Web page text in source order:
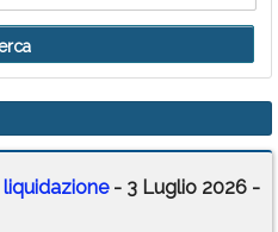
- 3 Luglio 2026 -